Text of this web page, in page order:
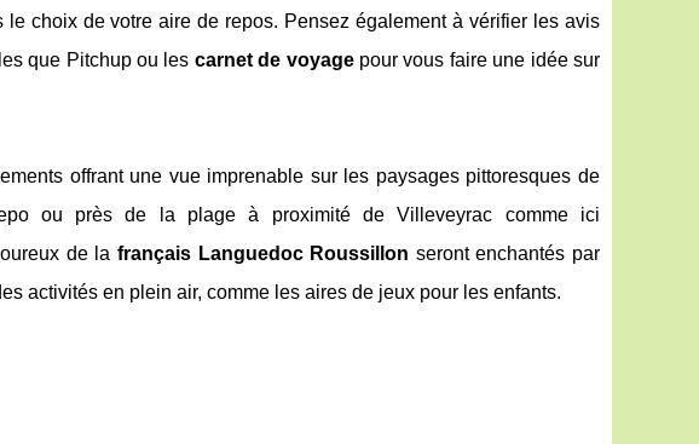
choix de votre aire de repos. Pensez également à vérifier les avis
que Pitchup ou les carnet de voyagepour vous faire une idée sur
offrant une vue imprenable sur les paysages pittoresques de
ou près de la plage à proximité de Villeveyrac comme ici
de la français Languedoc Roussillon seront enchantés par
activités en plein air, comme les aires de jeux pour les enfants.